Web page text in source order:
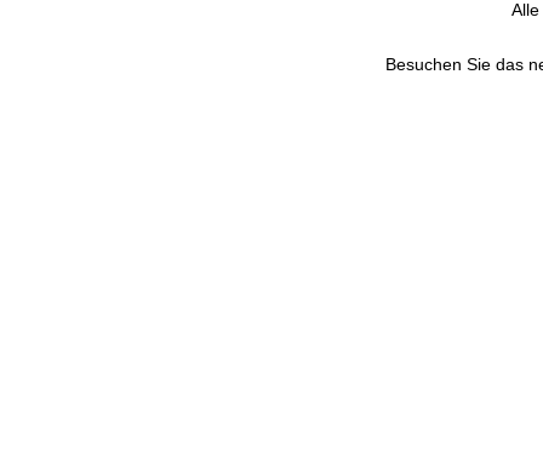
Besuchen Sie das